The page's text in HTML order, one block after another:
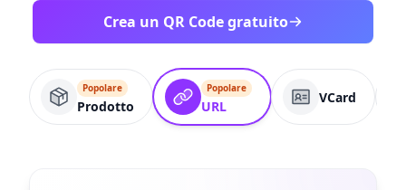
Crea un QR Code gratuito
Popolare
Prodotto
Popolare
URL
VCard